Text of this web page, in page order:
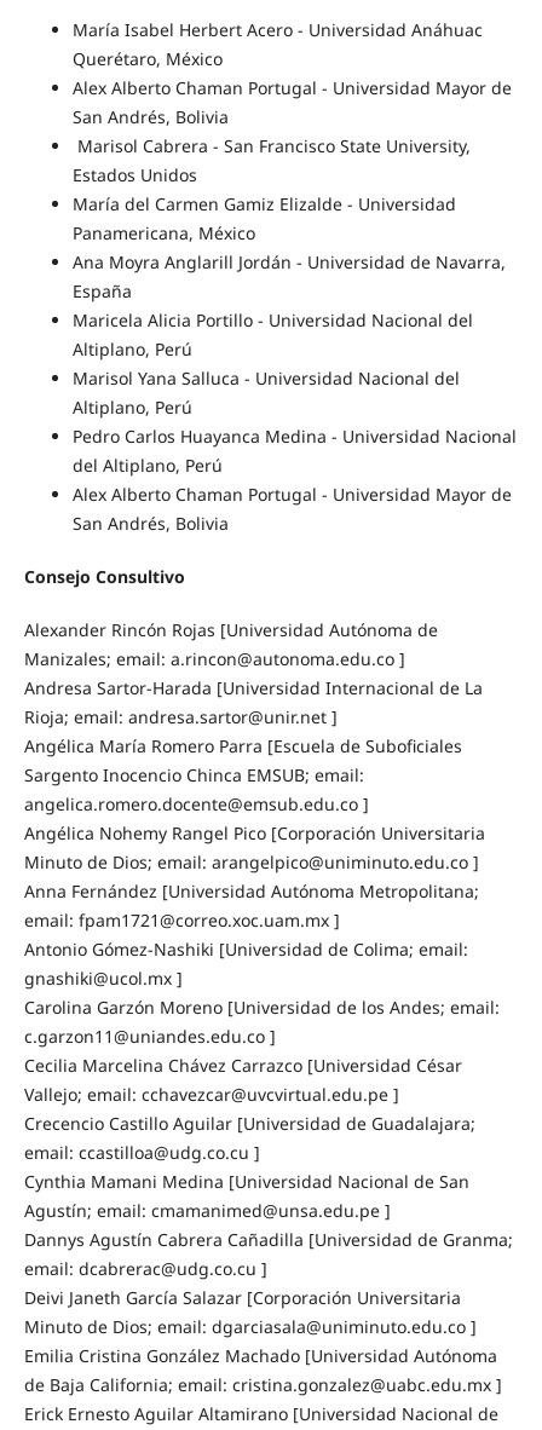
María Isabel Herbert Acero - Universidad Anáhuac
Querétaro, México
Alex Alberto Chaman Portugal - Universidad Mayor de
San Andrés, Bolivia
Marisol Cabrera - San Francisco State University,
Estados Unidos
María del Carmen Gamiz Elizalde - Universidad
Panamericana, México
Ana Moyra Anglarill Jordán - Universidad de Navarra,
España
Maricela Alicia Portillo - Universidad Nacional del
Altiplano, Perú
Marisol Yana Salluca - Universidad Nacional del
Altiplano, Perú
Pedro Carlos Huayanca Medina - Universidad Nacional
del Altiplano, Perú
Alex Alberto Chaman Portugal - Universidad Mayor de
San Andrés, Bolivia
Consejo Consultivo
Alexander Rincón Rojas [Universidad Autónoma de
Manizales; email: a.rincon@autonoma.edu.co ]
Andresa Sartor-Harada [Universidad Internacional de La
Rioja; email: andresa.sartor@unir.net ]
Angélica María Romero Parra [Escuela de Suboficiales
Sargento Inocencio Chinca EMSUB; email:
angelica.romero.docente@emsub.edu.co ]
Angélica Nohemy Rangel Pico [Corporación Universitaria
Minuto de Dios; email: arangelpico@uniminuto.edu.co ]
Anna Fernández [Universidad Autónoma Metropolitana;
email: fpam1721@correo.xoc.uam.mx ]
Antonio Gómez-Nashiki [Universidad de Colima; email:
gnashiki@ucol.mx ]
Carolina Garzón Moreno [Universidad de los Andes; email:
c.garzon11@uniandes.edu.co ]
Cecilia Marcelina Chávez Carrazco [Universidad César
Vallejo; email: cchavezcar@uvcvirtual.edu.pe ]
Crecencio Castillo Aguilar [Universidad de Guadalajara;
email: ccastilloa@udg.co.cu ]
Cynthia Mamani Medina [Universidad Nacional de San
Agustín; email: cmamanimed@unsa.edu.pe ]
Dannys Agustín Cabrera Cañadilla [Universidad de Granma;
email: dcabrerac@udg.co.cu ]
Deivi Janeth García Salazar [Corporación Universitaria
Minuto de Dios; email: dgarciasala@uniminuto.edu.co ]
Emilia Cristina González Machado [Universidad Autónoma
de Baja California; email: cristina.gonzalez@uabc.edu.mx ]
Erick Ernesto Aguilar Altamirano [Universidad Nacional de